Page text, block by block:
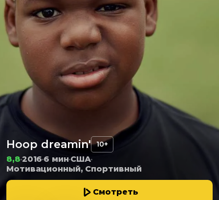
Hoop dreamin' 10+
8,820166 мин США
Мотивационный, Спортивный
Смотреть